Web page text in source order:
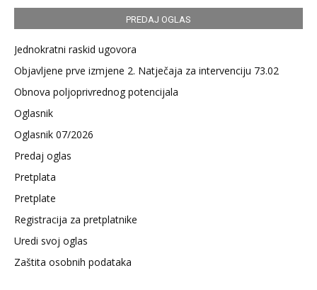
PREDAJ OGLAS
Jednokratni raskid ugovora
Objavljene prve izmjene 2. Natječaja za intervenciju 73.02
Obnova poljoprivrednog potencijala
Oglasnik
Oglasnik 07/2026
Predaj oglas
Pretplata
Pretplate
Registracija za pretplatnike
Uredi svoj oglas
Zaštita osobnih podataka